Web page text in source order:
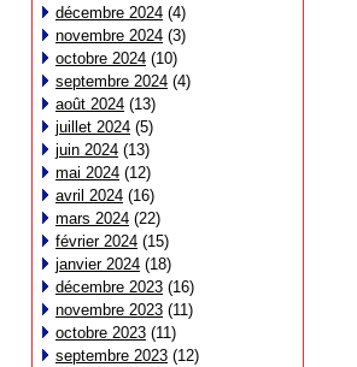
décembre 2024 (4)
novembre 2024 (3)
octobre 2024 (10)
septembre 2024 (4)
août 2024 (13)
juillet 2024 (5)
juin 2024 (13)
mai 2024 (12)
avril 2024 (16)
mars 2024 (22)
février 2024 (15)
janvier 2024 (18)
décembre 2023 (16)
novembre 2023 (11)
octobre 2023 (11)
septembre 2023 (12)